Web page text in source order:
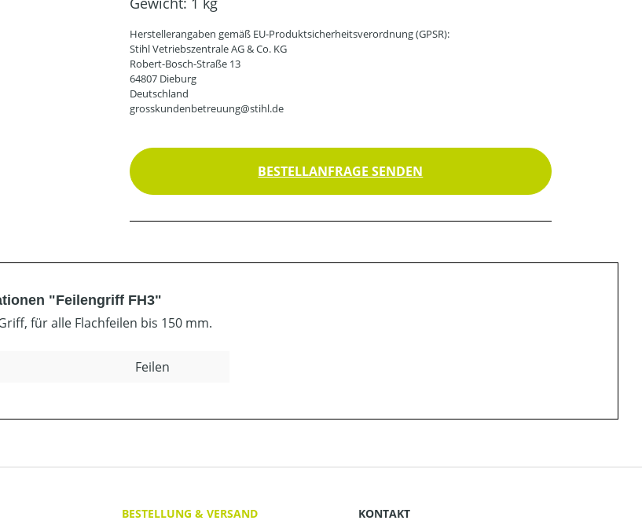
Herstellerangaben gemäß EU-Produktsicherheitsverordnung (GPSR):
Stihl Vetriebszentrale AG & Co. KG
Robert-Bosch-Straße 13
64807 Dieburg
Deutschland
grosskundenbetreuung@stihl.de
BESTELLANFRAGE SENDEN
"Feilengriff FH3"
für alle Flachfeilen bis 150 mm.
Feilen
BESTELLUNG & VERSAND
KONTAKT